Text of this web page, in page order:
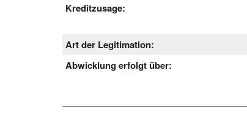
Kreditzusage:
Art der Legitimation:
Abwicklung erfolgt über: